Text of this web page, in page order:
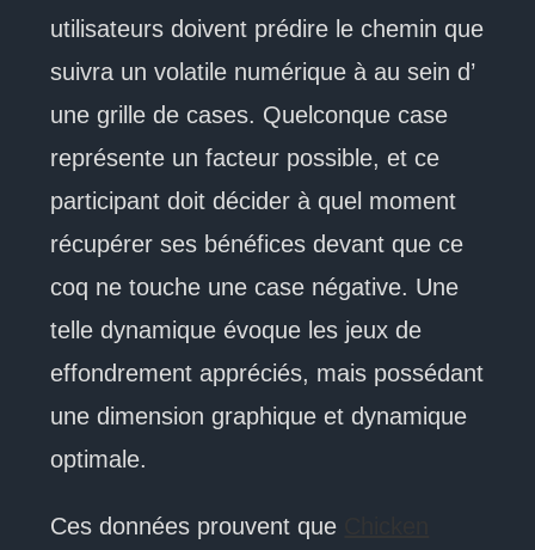
utilisateurs doivent prédire le chemin que
suivra un volatile numérique à au sein d’
une grille de cases. Quelconque case
représente un facteur possible, et ce
participant doit décider à quel moment
récupérer ses bénéfices devant que ce
coq ne touche une case négative. Une
telle dynamique évoque les jeux de
effondrement appréciés, mais possédant
une dimension graphique et dynamique
optimale.
Ces données prouvent que